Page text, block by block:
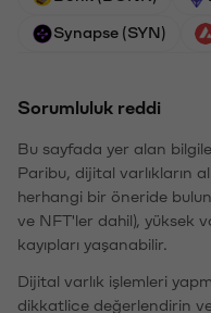
Synapse (SYN)
Sorumluluk reddi
Bu sayfada yer alan
Paribu, dijital varlıkların
herhangi bir öneride
ve NFT'ler dahil), yüksek
kayıpları yaşanabilir.
Dijital varlık işlemleri
dikkatlice değerlendirin